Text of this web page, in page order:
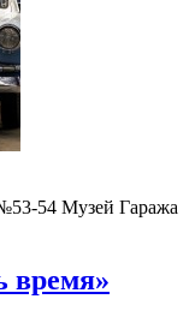
54 Музей Гаража
время»